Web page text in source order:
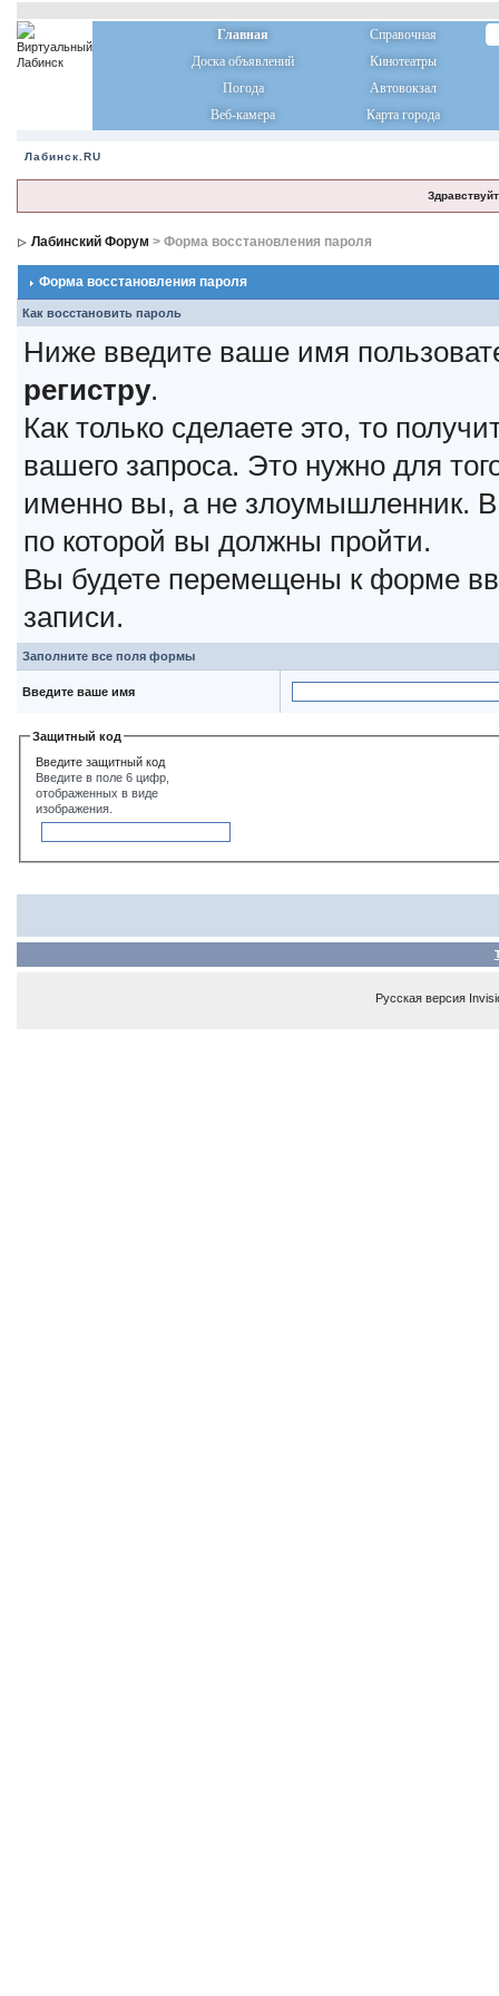
Главная
Справочная
Доска объявлений
Кинотеатры
Погода
Автовокзал
Веб-камера
Карта города
Лабинск.RU
Лабинский Форум > Форма восстановления пароля
Форма восстановления пароля
Как восстановить пароль
Ниже введите ваше имя
регистру.
Как только сделаете это, то
вашего запроса. Это нужно для
именно вы, а не злоумышленник. В
по которой вы должны пройти.
Вы будете перемещены к форме
записи.
Заполните все поля формы
Введите ваше имя
Защитный код
Введите защитный код
Введите в поле 6 цифр,
отображенных в виде
изображения.
Русская версия